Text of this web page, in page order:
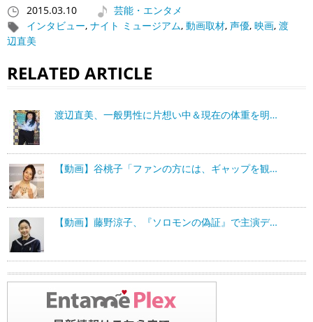
2015.03.10
芸能・エンタメ
インタビュー, ナイト ミュージアム, 動画取材, 声優, 映画, 渡
辺直美
RELATED ARTICLE
渡辺直美、一般男性に片想い中＆現在の体重を明…
【動画】谷桃子「ファンの方には、ギャップを観…
【動画】藤野涼子、『ソロモンの偽証』で主演デ…